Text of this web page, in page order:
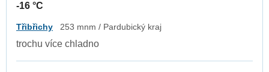
-16 °C
Třibřichy 253 mnm / Pardubický kraj
trochu více chladno